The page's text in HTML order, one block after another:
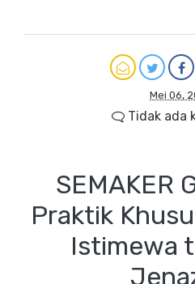
Mei 06,
Tidak ada
SEMAKER
Praktik
Istimewa